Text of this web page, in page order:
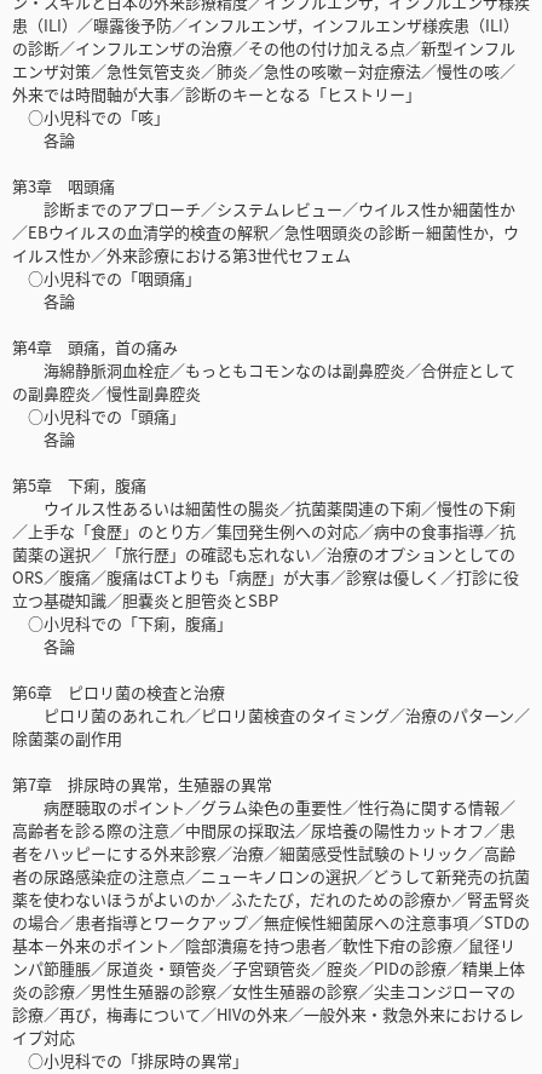
患（ILI）／曝露後予防／インフルエンザ，インフルエンザ様疾患（ILI）
の診断／インフルエンザの治療／その他の付け加える点／新型インフル
エンザ対策／急性気管支炎／肺炎／急性の咳嗽－対症療法／慢性の咳／
外来では時間軸が大事／診断のキーとなる「ヒストリー」
○小児科での「咳」
各論
第3章 咽頭痛
診断までのアプローチ／システムレビュー／ウイルス性か細菌性か
／EBウイルスの血清学的検査の解釈／急性咽頭炎の診断－細菌性か，ウ
イルス性か／外来診療における第3世代セフェム
○小児科での「咽頭痛」
各論
第4章 頭痛，首の痛み
海綿静脈洞血栓症／もっともコモンなのは副鼻腔炎／合併症として
の副鼻腔炎／慢性副鼻腔炎
○小児科での「頭痛」
各論
第5章 下痢，腹痛
ウイルス性あるいは細菌性の腸炎／抗菌薬関連の下痢／慢性の下痢
／上手な「食歴」のとり方／集団発生例への対応／病中の食事指導／抗
菌薬の選択／「旅行歴」の確認も忘れない／治療のオプションとしての
ORS／腹痛／腹痛はCTよりも「病歴」が大事／診察は優しく／打診に役
立つ基礎知識／胆嚢炎と胆管炎とSBP
○小児科での「下痢，腹痛」
各論
第6章 ピロリ菌の検査と治療
ピロリ菌のあれこれ／ピロリ菌検査のタイミング／治療のパターン／
除菌薬の副作用
第7章 排尿時の異常，生殖器の異常
病歴聴取のポイント／グラム染色の重要性／性行為に関する情報／
高齢者を診る際の注意／中間尿の採取法／尿培養の陽性カットオフ／患
者をハッピーにする外来診察／治療／細菌感受性試験のトリック／高齢
者の尿路感染症の注意点／ニューキノロンの選択／どうして新発売の抗菌
薬を使わないほうがよいのか／ふたたび，だれのための診療か／腎盂腎炎
の場合／患者指導とワークアップ／無症候性細菌尿への注意事項／STDの
基本－外来のポイント／陰部潰瘍を持つ患者／軟性下疳の診療／鼠径リ
ンパ節腫脹／尿道炎・頸管炎／子宮頸管炎／腟炎／PIDの診療／精巣上体
炎の診療／男性生殖器の診察／女性生殖器の診察／尖圭コンジローマの
診療／再び，梅毒について／HIVの外来／一般外来・救急外来におけるレ
イプ対応
○小児科での「排尿時の異常」